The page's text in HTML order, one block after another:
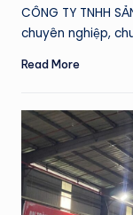
CÔNG TY TNHH
chuyên nghiệp,
Read More